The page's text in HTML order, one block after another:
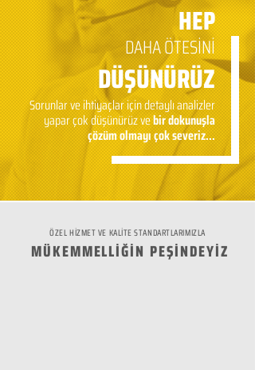
HEP
DAHA ÖTESİNİ
DÜŞÜNÜRÜZ
Sorunlar ve ihtiyaçlar için detaylı analizler
yapar çok düşünürüz vebir dokunuşla
çözüm olmayı çok severiz...
ÖZEL HİZMET VE KALİTE STANDARTLARIMIZLA
MÜKEMMELLİĞİN PEŞİNDEYİZ